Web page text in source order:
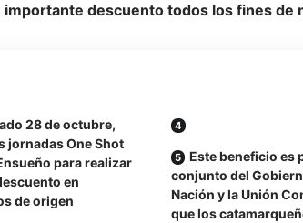
importante descuento todos los fines de
28 de octubre,
jornadas One Shot
para realizar
en
de origen
Este beneficio es
conjunto del
Nación y la Unión
que los